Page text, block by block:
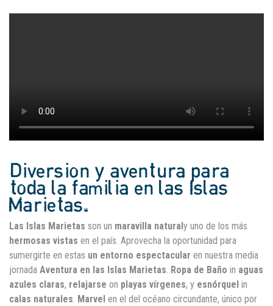
Diversion y aventura para
toda la familia en las Islas
Marietas.
Las Islas Marietas son un maravilla naturaly uno de los más
hermosas vistas en el país. Aprovecha la oportunidad para
sumergirte en estas un entorno espectacular en nuestra media
jornada Aventura en las Islas Marietas. Ropa de Baño in aguas
azules claras, relajarse on playas vírgenes, y esnórquel in
calas naturales. Marvel en el del océano circundante, único por